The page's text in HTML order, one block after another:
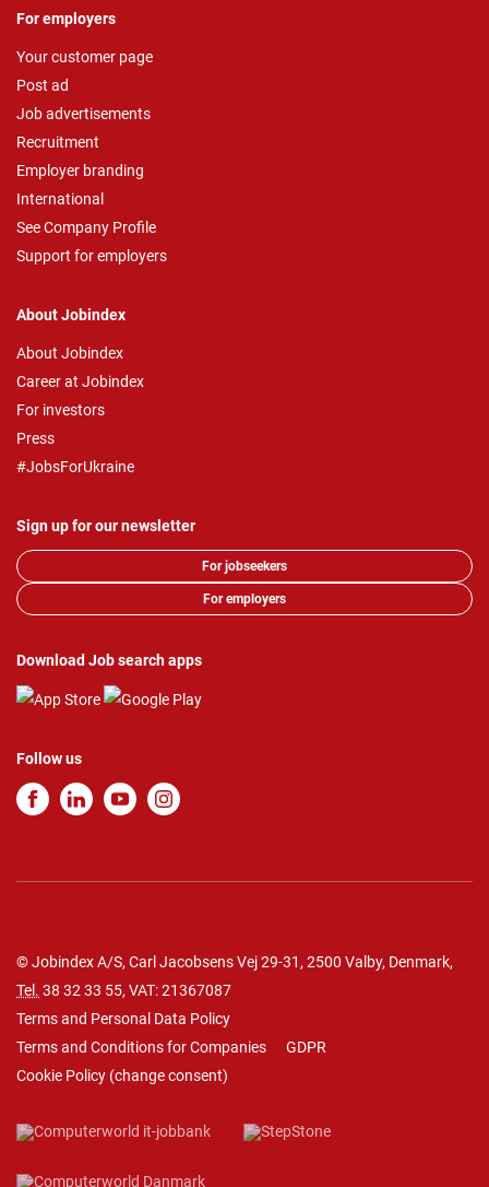
For employers
Your customer page
Post ad
Job advertisements
Recruitment
Employer branding
International
See Company Profile
Support for employers
About Jobindex
About Jobindex
Career at Jobindex
For investors
Press
#JobsForUkraine
Sign up for our newsletter
For jobseekers
For employers
Download Job search apps
Follow us
© Jobindex A/S, Carl Jacobsens Vej 29-31, 2500 Valby, Denmark,
Tel. 38 32 33 55, VAT: 21367087
Terms and Personal Data Policy
Terms and Conditions for Companies
GDPR
Cookie Policy (change consent)